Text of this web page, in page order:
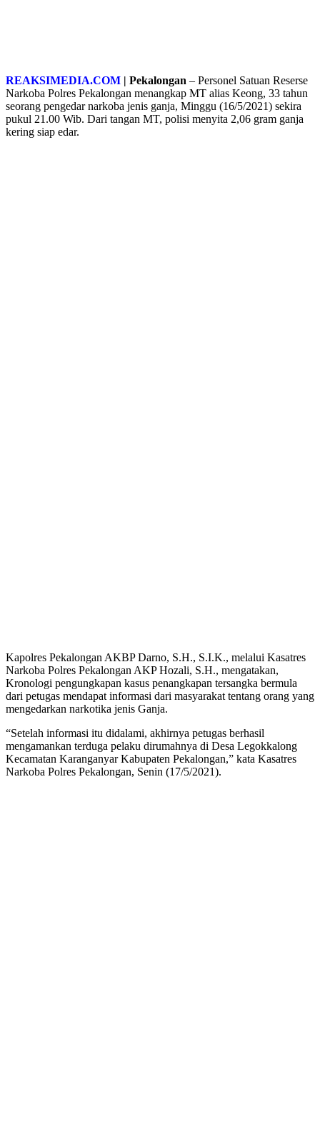
REAKSIMEDIA.COM | Pekalongan – Personel Satuan Reserse
Narkoba Polres Pekalongan menangkap MT alias Keong, 33 tahun
seorang pengedar narkoba jenis ganja, Minggu (16/5/2021) sekira
pukul 21.00 Wib. Dari tangan MT, polisi menyita 2,06 gram ganja
kering siap edar.
Kapolres Pekalongan AKBP Darno, S.H., S.I.K., melalui Kasatres
Narkoba Polres Pekalongan AKP Hozali, S.H., mengatakan,
Kronologi pengungkapan kasus penangkapan tersangka bermula
dari petugas mendapat informasi dari masyarakat tentang orang yang
mengedarkan narkotika jenis Ganja.
“Setelah informasi itu didalami, akhirnya petugas berhasil
mengamankan terduga pelaku dirumahnya di Desa Legokkalong
Kecamatan Karanganyar Kabupaten Pekalongan,” kata Kasatres
Narkoba Polres Pekalongan, Senin (17/5/2021).